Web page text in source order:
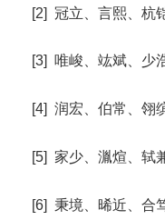
[2] 冠立、言熙、杭
[3] 唯峻、竑斌、少
[4] 润宏、伯常、翎
[5] 家少、湚煊、轼
[6] 秉境、晞近、合